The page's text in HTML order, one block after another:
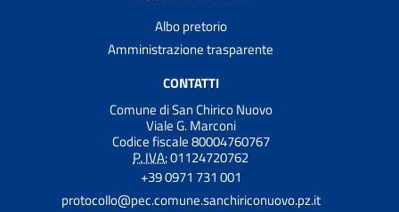
Albo pretorio
Amministrazione trasparente
CONTATTI
Comune di San Chirico Nuovo
Viale G. Marconi
Codice fiscale 80004760767
P. IVA:01124720762
+39 0971 731 001
protocollo@pec.comune.sanchiriconuovo.pz.it